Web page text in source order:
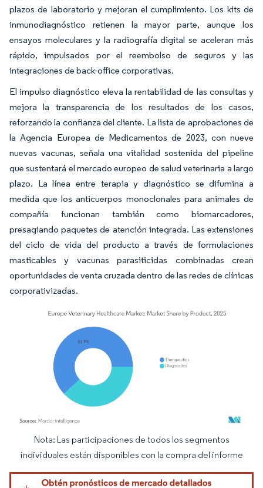
plazos de laboratorio y mejoran el cumplimiento. Los kits de
inmunodiagnóstico retienen la mayor parte, aunque los
ensayos moleculares y la radiografía digital se aceleran más
rápido, impulsados por el reembolso de seguros y las
integraciones de back-office corporativas.
El impulso diagnóstico eleva la rentabilidad de las consultas y
mejora la transparencia de los resultados de los casos,
reforzando la confianza del cliente. La lista de aprobaciones de
la Agencia Europea de Medicamentos de 2023, con nueve
nuevas vacunas, señala una vitalidad sostenida del pipeline
que sustentará el mercado europeo de salud veterinaria a largo
plazo. La línea entre terapia y diagnóstico se difumina a
medida que los anticuerpos monoclonales para animales de
compañía funcionan también como biomarcadores,
presagiando paquetes de atención integrada. Las extensiones
del ciclo de vida del producto a través de formulaciones
masticables y vacunas parasiticidas combinadas crean
oportunidades de venta cruzada dentro de las redes de clínicas
corporativizadas.
Imagen © Mordor Intelligence. El uso requiere atribución según CC BY 4.0.
Nota: Las participaciones de todos los segmentos
individuales están disponibles con la compra del informe